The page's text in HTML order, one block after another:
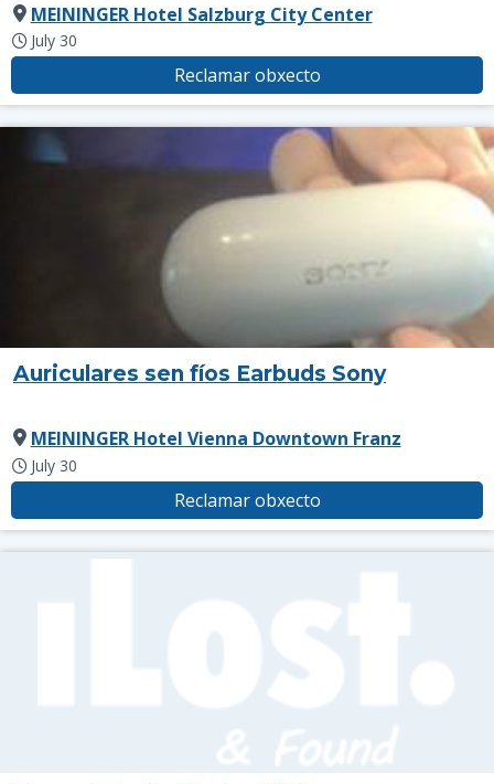
MEININGER Hotel Salzburg City Center
July 30
Reclamar obxecto
Auriculares sen fíos Earbuds Sony
MEININGER Hotel Vienna Downtown Franz
July 30
Reclamar obxecto